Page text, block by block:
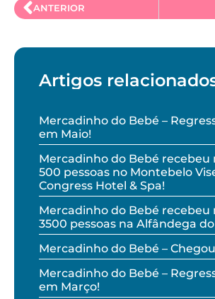
ANTERIOR
Artigos
Mercadinho do Bebé –
em Maio!
Mercadinho do Bebé recebeu
500 pessoas no Montebelo
Congress Hotel & Spa!
Mercadinho do Bebé recebeu
3500 pessoas na Alfândega
Mercadinho do Bebé – Chegou
Mercadinho do Bebé –
em Março!